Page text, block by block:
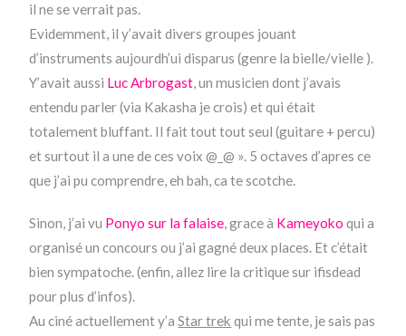
il ne se verrait pas.
Evidemment, il y’avait divers groupes jouant
d’instruments aujourdh’ui disparus (genre la bielle/vielle ).
Y’avait aussi Luc Arbrogast, un musicien dont j’avais
entendu parler (via Kakasha je crois) et qui était
totalement bluffant. Il fait tout tout seul (guitare + percu)
et surtout il a une de ces voix @_@ ». 5 octaves d’apres ce
que j’ai pu comprendre, eh bah, ca te scotche.
Sinon, j’ai vu Ponyo sur la falaise, grace à Kameyoko qui a
organisé un concours ou j’ai gagné deux places. Et c’était
bien sympatoche. (enfin, allez lire la critique sur ifisdead
pour plus d’infos).
Au ciné actuellement y’aStar trek qui me tente, je sais pas